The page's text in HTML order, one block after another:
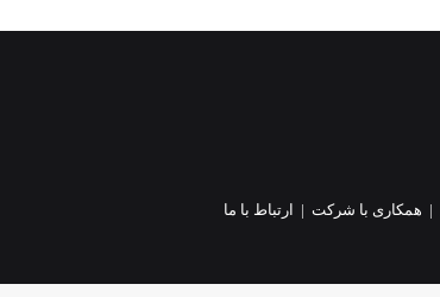
| همکاری با شرکت |
ارتباط با ما